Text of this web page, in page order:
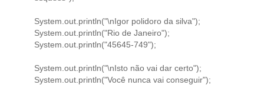
System.out.println("\nIgor polidoro da silva");
System.out.println("Rio de Janeiro");
System.out.println("45645-749");
System.out.println("\nIsto não vai dar certo");
System.out.println("Você nunca vai conseguir");